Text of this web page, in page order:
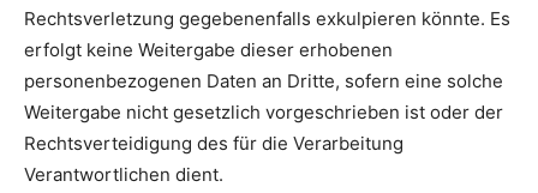
Rechtsverletzung gegebenenfalls exkulpieren könnte. Es
erfolgt keine Weitergabe dieser erhobenen
personenbezogenen Daten an Dritte, sofern eine solche
Weitergabe nicht gesetzlich vorgeschrieben ist oder der
Rechtsverteidigung des für die Verarbeitung
Verantwortlichen dient.